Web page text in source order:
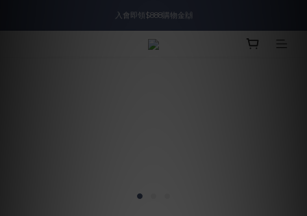
入會即領$888購物金🙌
入會即領$888購物金🙌
送爸好禮🎁$1588起